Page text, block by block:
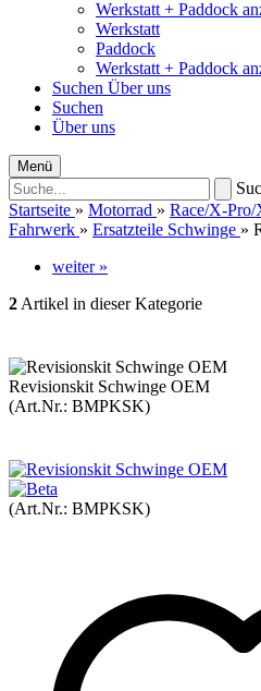
Werkstatt + Paddock
Werkstatt
Paddock
Werkstatt + Paddock
Suchen Über uns
Suchen
Über uns
Menü
Startseite » Motorrad » Race/X-Pro/
Fahrwerk » Ersatzteile Schwinge »
weiter »
2 Artikel in dieser Kategorie
Revisionskit Schwinge OEM
(Art.Nr.: BMPKSK)
(Art.Nr.: BMPKSK)